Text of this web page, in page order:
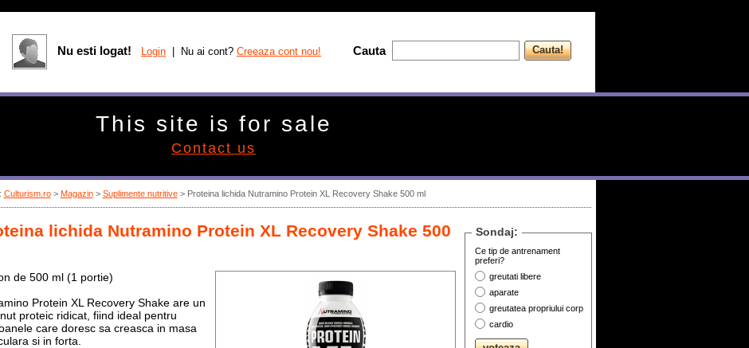
Culturism.ro> Magazin> Suplimente nutritive> Proteina lichida Nutramino Protein XL Recovery Shake 500 ml
lichida Nutramino Protein XL Recovery Shake 500
de 500 ml (1 portie)
Protein XL Recovery Shake are un
proteic ridicat, fiind ideal pentru
care doresc sa creasca in masa
si in forta.
Sondaj:
Ce tip de antrenament
preferi?
greutati libere
aparate
greutatea propriului corp
cardio
Nu esti logat! Login | Nu ai cont? Creeaza cont nou! Cauta
This site is for sale
Contact us